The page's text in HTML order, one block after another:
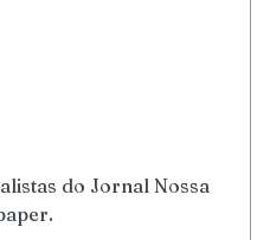
do Jornal Nossa